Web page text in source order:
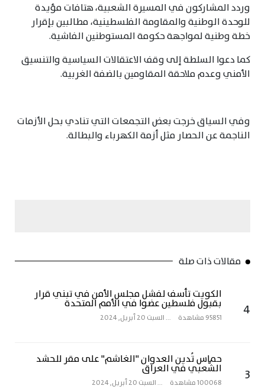
وردد المشاركون في المسيرة الشعبية، هتافات مؤيدة
للوحدة الوطنية والمقاومة الفلسطينية، مطالبين بإقرار
خطة وطنية لمواجهة حكومة المستوطنين الفاشية.
كما دعوا السلطة إلى وقف الاعتقالات السياسية والتنسيق
الأمني وعدم ملاحقة المقاومين بالضفة الغربية.
وفي السياق خرجت بعض التجمعات التي تنادي بحل الأزمات
الناجمة عن الحصار مثل أزمة الكهرباء والبطالة.
مقالات ذات صلة
4
الكويت تأسف لفشل مجلس الأمن في تبني قرار
بقبول فلسطين عضوا في الأمم المتحدة
95851 مشاهدة ...السبت 20 أبريل, 2024
3
حماس تُدين العدوان "الغاشم" على مقر للحشد
الشّعبي في العراق
100068 مشاهدة ...السبت 20 أبريل, 2024